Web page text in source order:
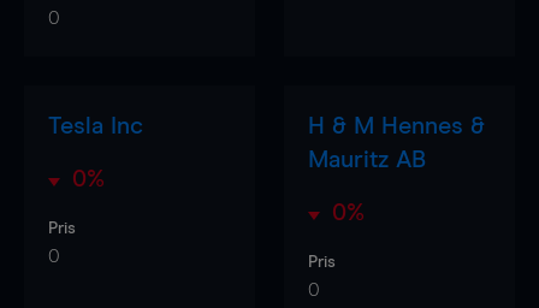
0
Tesla Inc
0%
Pris
0
H & M Hennes &
Mauritz AB
0%
Pris
0